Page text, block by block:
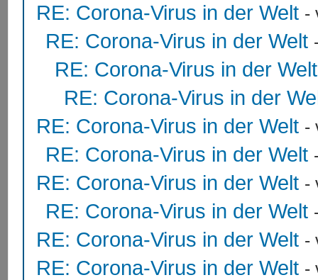
RE: Corona-Virus in der Welt -
RE: Corona-Virus in der Welt
RE: Corona-Virus in der Welt
RE: Corona-Virus in der
RE: Corona-Virus in der Welt -
RE: Corona-Virus in der Welt
RE: Corona-Virus in der Welt -
RE: Corona-Virus in der Welt
RE: Corona-Virus in der Welt -
RE: Corona-Virus in der Welt -